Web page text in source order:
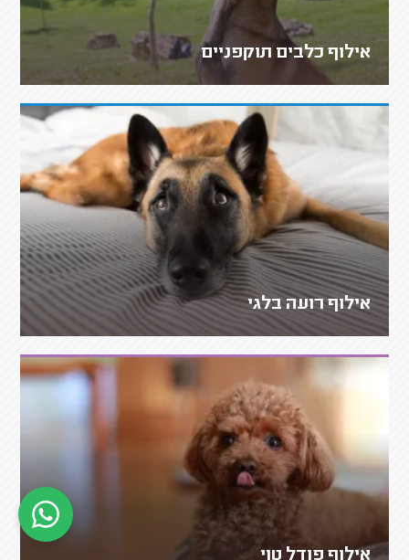
אילוף כלבים תוקפניים
אילוף רועה בלגי